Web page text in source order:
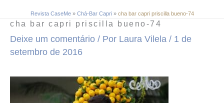
Revista CaseMe» Chá-Bar Capri» cha bar capri priscilla bueno-74
cha bar capri priscilla bueno-74
Deixe um comentário / Por Laura Vilela / 1 de
setembro de 2016